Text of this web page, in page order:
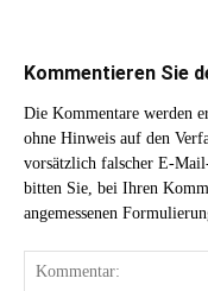
Kommentieren Sie
Die Kommentare werden
ohne Hinweis auf den
vorsätzlich falscher E-
bitten Sie, bei Ihren
angemessenen